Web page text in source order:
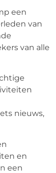
een
van
van alle
nieuws,
en
een